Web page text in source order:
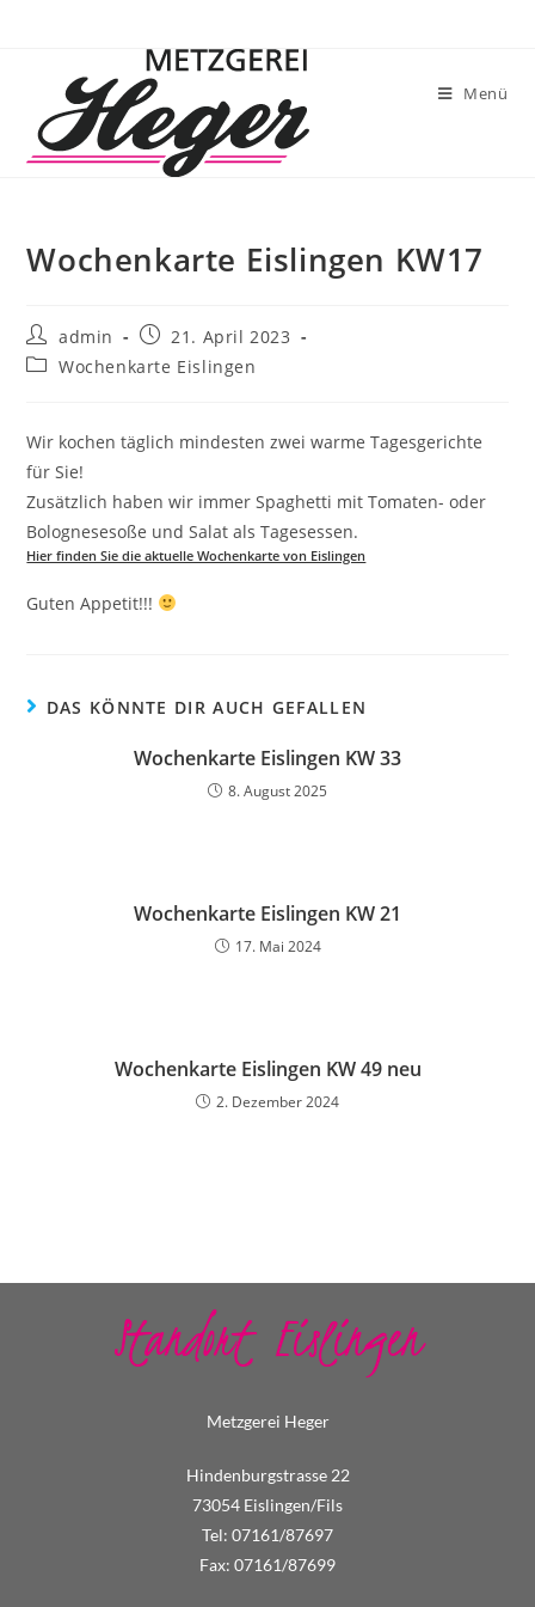
Menü
Wochenkarte Eislingen KW17
admin
21. April 2023
Wochenkarte Eislingen
Wir kochen täglich mindesten zwei warme Tagesgerichte
für Sie!
Zusätzlich haben wir immer Spaghetti mit Tomaten- oder
Bolognesesoße und Salat als Tagesessen.
Hier finden Sie die aktuelle Wochenkarte von Eislingen
Guten Appetit!!!
DAS KÖNNTE DIR AUCH GEFALLEN
Wochenkarte Eislingen KW 33
8. August 2025
Wochenkarte Eislingen KW 21
17. Mai 2024
Wochenkarte Eislingen KW 49 neu
2. Dezember 2024
Standort Eislingen
Metzgerei Heger
Hindenburgstrasse 22
73054 Eislingen/Fils
Tel: 07161/87697
Fax: 07161/87699